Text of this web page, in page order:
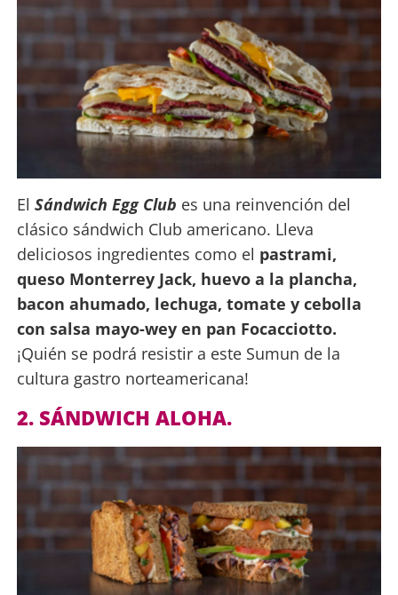
El Sándwich Egg Club es una reinvención del
clásico sándwich Club americano. Lleva
deliciosos ingredientes como el pastrami,
queso Monterrey Jack, huevo a la plancha,
bacon ahumado, lechuga, tomate y cebolla
con salsa mayo-wey en pan Focacciotto.
¡Quién se podrá resistir a este Sumun de la
cultura gastro norteamericana!
2. SÁNDWICH ALOHA.